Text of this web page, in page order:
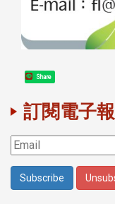
Share
訂閱電子報